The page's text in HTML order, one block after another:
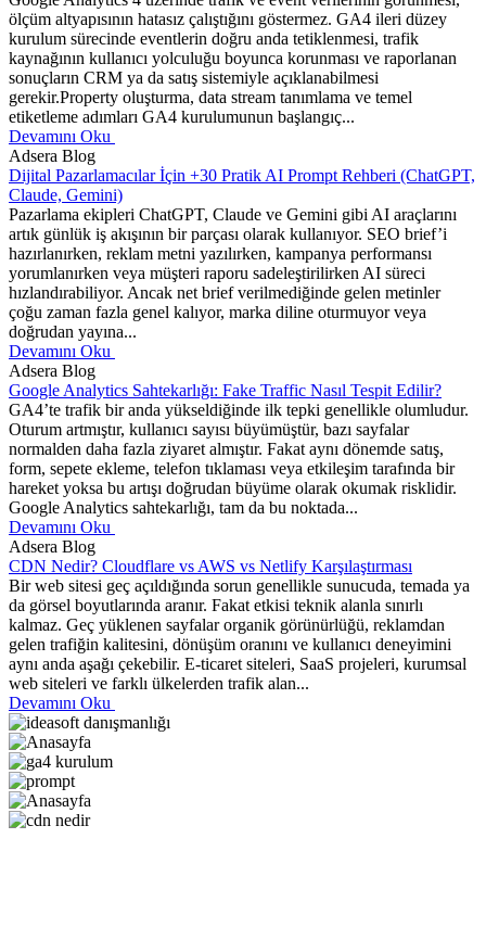
ölçüm altyapısının hatasız çalıştığını göstermez. GA4 ileri düzey
kurulum sürecinde eventlerin doğru anda tetiklenmesi, trafik
kaynağının kullanıcı yolculuğu boyunca korunması ve raporlanan
sonuçların CRM ya da satış sistemiyle açıklanabilmesi
gerekir.Property oluşturma, data stream tanımlama ve temel
etiketleme adımları GA4 kurulumunun başlangıç...
Devamını Oku
Adsera Blog
Dijital Pazarlamacılar İçin +30 Pratik AI Prompt Rehberi (ChatGPT,
Claude, Gemini)
Pazarlama ekipleri ChatGPT, Claude ve Gemini gibi AI araçlarını
artık günlük iş akışının bir parçası olarak kullanıyor. SEO brief’i
hazırlanırken, reklam metni yazılırken, kampanya performansı
yorumlanırken veya müşteri raporu sadeleştirilirken AI süreci
hızlandırabiliyor. Ancak net brief verilmediğinde gelen metinler
çoğu zaman fazla genel kalıyor, marka diline oturmuyor veya
doğrudan yayına...
Devamını Oku
Adsera Blog
Google Analytics Sahtekarlığı: Fake Traffic Nasıl Tespit Edilir?
GA4’te trafik bir anda yükseldiğinde ilk tepki genellikle olumludur.
Oturum artmıştır, kullanıcı sayısı büyümüştür, bazı sayfalar
normalden daha fazla ziyaret almıştır. Fakat aynı dönemde satış,
form, sepete ekleme, telefon tıklaması veya etkileşim tarafında bir
hareket yoksa bu artışı doğrudan büyüme olarak okumak risklidir.
Google Analytics sahtekarlığı, tam da bu noktada...
Devamını Oku
Adsera Blog
CDN Nedir? Cloudflare vs AWS vs Netlify Karşılaştırması
Bir web sitesi geç açıldığında sorun genellikle sunucuda, temada ya
da görsel boyutlarında aranır. Fakat etkisi teknik alanla sınırlı
kalmaz. Geç yüklenen sayfalar organik görünürlüğü, reklamdan
gelen trafiğin kalitesini, dönüşüm oranını ve kullanıcı deneyimini
aynı anda aşağı çekebilir. E-ticaret siteleri, SaaS projeleri, kurumsal
web siteleri ve farklı ülkelerden trafik alan...
Devamını Oku